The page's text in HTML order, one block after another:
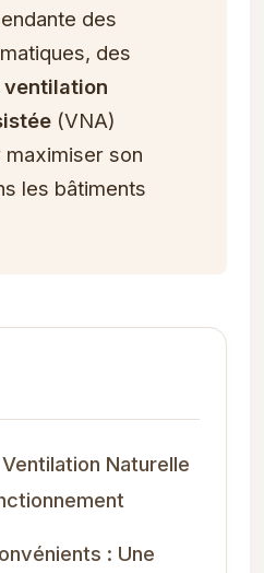
des
des
ventilation
(VNA)
son
les bâtiments
Naturelle
: Une